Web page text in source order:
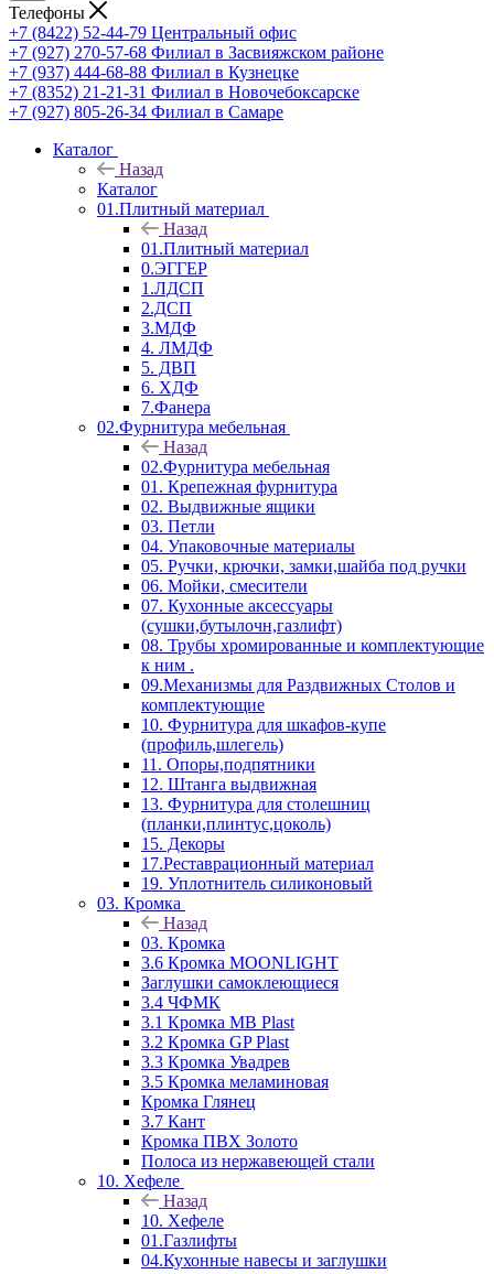
Телефоны
+7 (8422) 52-44-79 Центральный офис
+7 (927) 270-57-68 Филиал в Засвияжском районе
+7 (937) 444-68-88 Филиал в Кузнецке
+7 (8352) 21-21-31 Филиал в Новочебоксарске
+7 (927) 805-26-34 Филиал в Самаре
Каталог
Назад
Каталог
01.Плитный материал
Назад
01.Плитный материал
0.ЭГГЕР
1.ЛДСП
2.ДСП
3.МДФ
4. ЛМДФ
5. ДВП
6. ХДФ
7.Фанера
02.Фурнитура мебельная
Назад
02.Фурнитура мебельная
01. Крепежная фурнитура
02. Выдвижные ящики
03. Петли
04. Упаковочные материалы
05. Ручки, крючки, замки,шайба под ручки
06. Мойки, смесители
07. Кухонные аксессуары
(сушки,бутылочн,газлифт)
08. Трубы хромированные и комплектующие
к ним .
09.Механизмы для Раздвижных Столов и
комплектующие
10. Фурнитура для шкафов-купе
(профиль,шлегель)
11. Опоры,подпятники
12. Штанга выдвижная
13. Фурнитура для столешниц
(планки,плинтус,цоколь)
15. Декоры
17.Реставрационный материал
19. Уплотнитель силиконовый
03. Кромка
Назад
03. Кромка
3.6 Кромка MOONLIGHT
Заглушки самоклеющиеся
3.4 ЧФМК
3.1 Кромка MB Plast
3.2 Кромка GP Plast
3.3 Кромка Увадрев
3.5 Кромка меламиновая
Кромка Глянец
3.7 Кант
Кромка ПВХ Золото
Полоса из нержавеющей стали
10. Хефеле
Назад
10. Хефеле
01.Газлифты
04.Кухонные навесы и заглушки